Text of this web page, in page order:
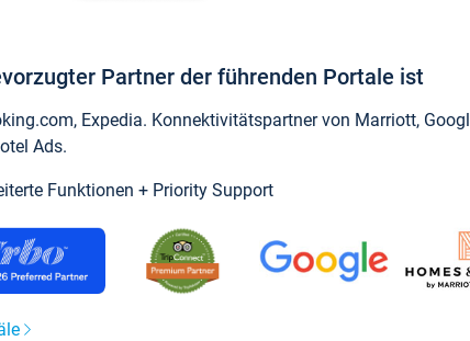
Partner der führenden Portale ist
Expedia. Konnektivitätspartner von Marriott,
Ads.
Funktionen + Priority Support